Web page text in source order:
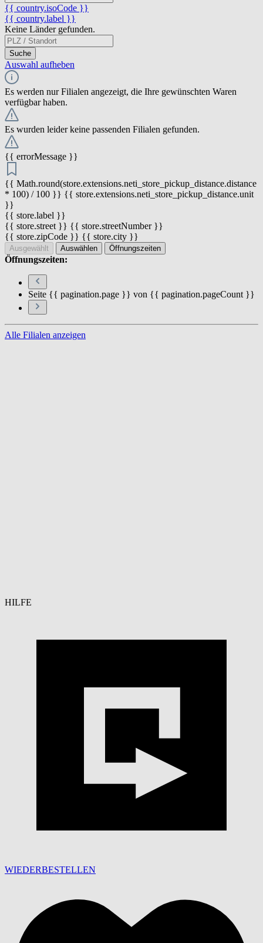
{{ country.isoCode }}
{{ country.label }}
Keine Länder gefunden.
Suche
Auswahl aufheben
Es werden nur Filialen angezeigt, die Ihre gewünschten Waren
verfügbar haben.
Es wurden leider keine passenden Filialen gefunden.
{{ errorMessage }}
{{ Math.round(store.extensions.neti_store_pickup_distance.distance
* 100) / 100 }} {{ store.extensions.neti_store_pickup_distance.unit
}}
{{ store.label }}
{{ store.street }} {{ store.streetNumber }}
{{ store.zipCode }} {{ store.city }}
Ausgewählt Auswählen Öffnungszeiten
Öffnungszeiten:
Seite {{ pagination.page }} von {{ pagination.pageCount }}
Alle Filialen anzeigen
HILFE
WIEDERBESTELLEN